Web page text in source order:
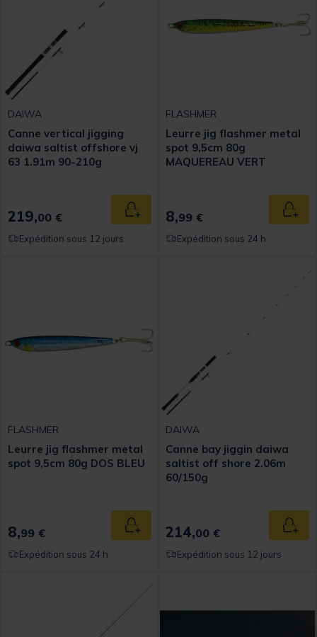
DAIWA
Canne vertical jigging
daiwa saltist offshore vj
63 1.91m 90-210g
219,00 € Ajouter au panier
Expédition sous 12 jours
FLASHMER
Leurre jig flashmer metal
spot 9,5cm 80g
MAQUEREAU VERT
8,99 €
Expédition sous 24 h
FLASHMER
Leurre jig flashmer metal
spot 9,5cm 80g DOS BLEU
8,99 € Ajouter au panier
Expédition sous 24 h
DAIWA
Canne bay jiggin daiwa
saltist off shore 2.06m
60/150g
214,00 €
Expédition sous 12 jours